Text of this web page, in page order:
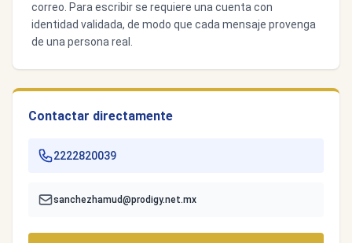
correo. Para escribir se requiere una cuenta con
identidad validada, de modo que cada mensaje provenga
de una persona real.
Contactar directamente
2222820039
sanchezhamud@prodigy.net.mx